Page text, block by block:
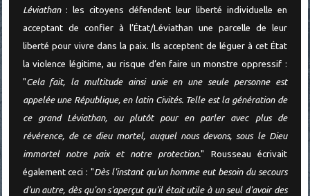
Léviathan : les citoyens défendent leur liberté individuelle en
acceptant de confier à l’État/Léviathan une parcelle de leur
liberté pour vivre dans la paix. Ils acceptent de léguer à cet État
la violence légitime, au risque d’en faire un monstre oppressif :
"Cela fait, la multitude ainsi unie en une seule personne est
appelée une République, en latin Civités. Telle est la génération de
ce grand Léviathan, ou plutôt pour en parler avec plus de
révérence, de ce dieu mortel, auquel nous devons, sous le Dieu
immortel notre paix et notre protection." Rousseau écrivait
également ceci : "Dès l'instant qu'un homme eut besoin du secours
d'un autre, dès qu'on s'aperçut qu'il était utile à un seul d'avoir des